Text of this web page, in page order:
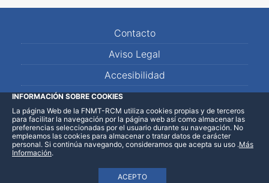
Contacto
Aviso Legal
Accesibilidad
Mapa Web
INFORMACIÓN SOBRE COOKIES
La página Web de la FNMT-RCM utiliza cookies propias y de terceros
para facilitar la navegación por la página web así como almacenar las
preferencias seleccionadas por el usuario durante su navegación. No
empleamos las cookies para almacenar o tratar datos de carácter
personal. Si continúa navegando, consideramos que acepta su uso
ACEPTO
.Más
Información.